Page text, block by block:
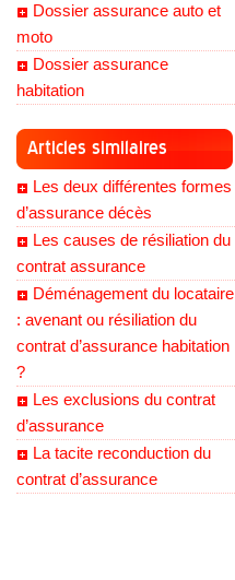
Dossier assurance auto et
moto
Dossier assurance
habitation
Articles similaires
Les deux différentes formes
d’assurance décès
Les causes de résiliation du
contrat assurance
Déménagement du locataire
: avenant ou résiliation du
contrat d’assurance habitation
?
Les exclusions du contrat
d’assurance
La tacite reconduction du
contrat d’assurance